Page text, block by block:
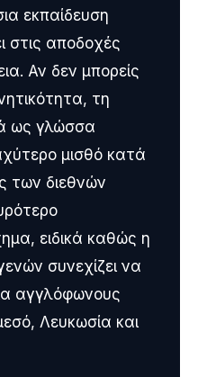
εκπαίδευση
στις αποδοχές
Αν δεν μπορείς
τη
ως γλώσσα
μισθό κατά
των διεθνών
ειδικά καθώς η
συνεχίζει να
αγγλόφωνους
Λευκωσία και